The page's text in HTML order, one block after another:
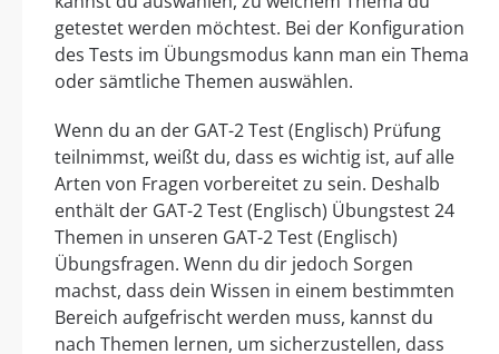
getestet werden möchtest. Bei der Konfiguration
des Tests im Übungsmodus kann man ein Thema
oder sämtliche Themen auswählen.
Wenn du an der GAT-2 Test (Englisch) Prüfung
teilnimmst, weißt du, dass es wichtig ist, auf alle
Arten von Fragen vorbereitet zu sein. Deshalb
enthält der GAT-2 Test (Englisch) Übungstest 24
Themen in unseren GAT-2 Test (Englisch)
Übungsfragen. Wenn du dir jedoch Sorgen
machst, dass dein Wissen in einem bestimmten
Bereich aufgefrischt werden muss, kannst du
nach Themen lernen, um sicherzustellen, dass